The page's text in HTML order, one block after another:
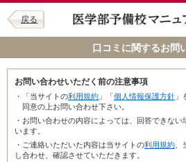
戻る
口コミに関するお問
お問い合わせいただく前の注意事項
・「当サイトの利用規約 」「個人情報保護方針
同意の上お問い合わせ下さい。
・お問い合わせの内容によっては、回答できな
います。
・ご連絡いただいた内容は当サイトの利用規約
し合わせ、確認させていただきます。